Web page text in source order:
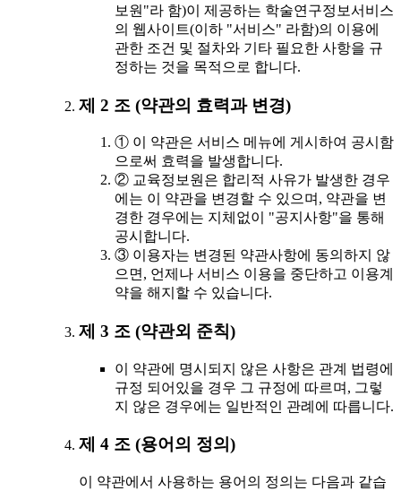
보원"라 함)이 제공하는 학술연구정보서비스
의 웹사이트(이하 "서비스" 라함)의 이용에
관한 조건 및 절차와 기타 필요한 사항을 규
정하는 것을 목적으로 합니다.
제 2 조 (약관의 효력과 변경)
① 이 약관은 서비스 메뉴에 게시하여 공시함
으로써 효력을 발생합니다.
② 교육정보원은 합리적 사유가 발생한 경우
에는 이 약관을 변경할 수 있으며, 약관을 변
경한 경우에는 지체없이 "공지사항"을 통해
공시합니다.
③ 이용자는 변경된 약관사항에 동의하지 않
으면, 언제나 서비스 이용을 중단하고 이용계
약을 해지할 수 있습니다.
제 3 조 (약관외 준칙)
이 약관에 명시되지 않은 사항은 관계 법령에
규정 되어있을 경우 그 규정에 따르며, 그렇
지 않은 경우에는 일반적인 관례에 따릅니다.
제 4 조 (용어의 정의)
이 약관에서 사용하는 용어의 정의는 다음과 같습